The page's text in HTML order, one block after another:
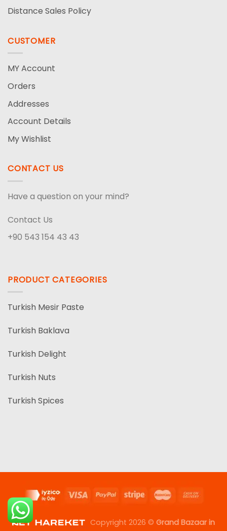
Distance Sales Policy
CUSTOMER
MY Account
Orders
Addresses
Account Details
My Wishlist
CONTACT US
Have a question on your mind?
Contact Us
+90 543 154 43 43
PRODUCT CATEGORIES
Turkish Mesir Paste
Turkish Baklava
Turkish Delight
Turkish Nuts
Turkish Spices
Copyright 2026 © Grand Bazaar in